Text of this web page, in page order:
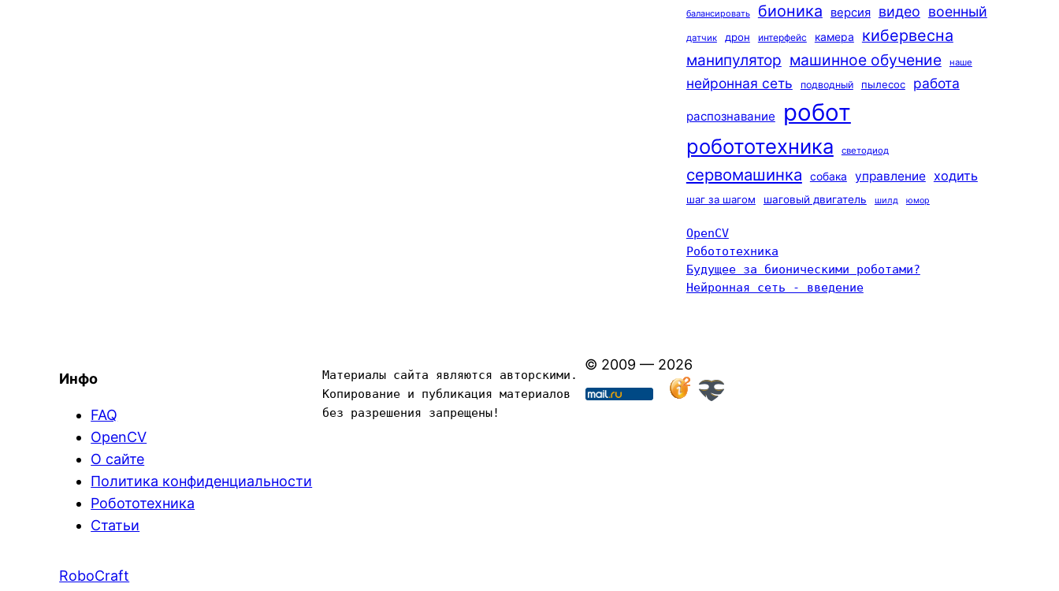
балансировать бионика версия видео военный
датчик дрон интерфейс камера кибервесна
манипулятор машинное обучение наше
нейронная сеть подводный пылесос работа
распознавание робот
робототехника светодиод
сервомашинка собака управление ходить
шаг за шагом шаговый двигатель шилд юмор
OpenCV
Робототехника
Будущее за бионическими роботами?
Нейронная сеть - введение
Инфо
FAQ
OpenCV
О сайте
Политика конфиденциальности
Робототехника
Статьи
Материалы сайта являются авторскими.
Копирование и публикация материалов
без разрешения запрещены!
© 2009 — 2026
RoboCraft